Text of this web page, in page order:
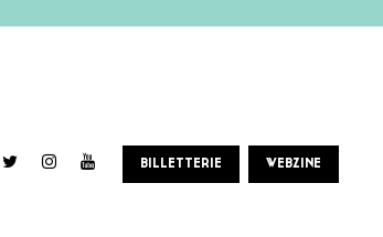
BILLETTERIE WEBZINE